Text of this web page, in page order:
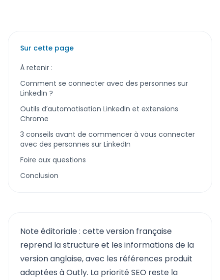
Sur cette page
À retenir :
Comment se connecter avec des personnes sur
LinkedIn ?
Outils d’automatisation LinkedIn et extensions
Chrome
3 conseils avant de commencer à vous connecter
avec des personnes sur LinkedIn
Foire aux questions
Conclusion
Note éditoriale : cette version française
reprend la structure et les informations de la
version anglaise, avec les références produit
adaptées à Outly. La priorité SEO reste la